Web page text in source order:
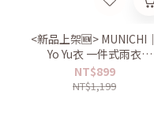
<新品上架🆕> MUNICHI｜
Yo Yu衣 一件式雨衣
Mr.Raincoat
NT$899
NT$1,199